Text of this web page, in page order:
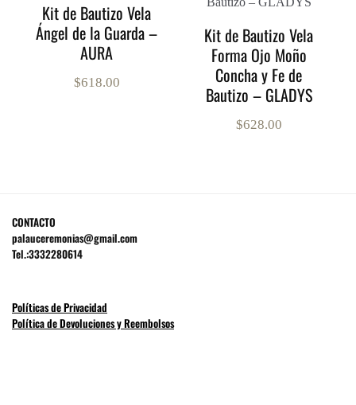
Kit de Bautizo Vela
Ángel de la Guarda –
AURA
$618.00
Kit de Bautizo Vela
Forma Ojo Moño
Concha y Fe de
Bautizo – GLADYS
$628.00
CONTACTO
palauceremonias@gmail.com
Tel.:3332280614
Políticas de Privacidad
Política de Devoluciones y Reembolsos